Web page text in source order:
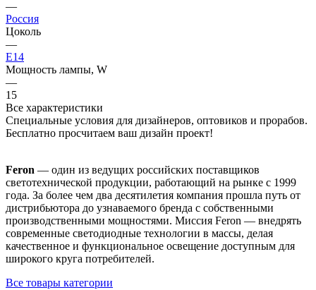
—
Россия
Цоколь
—
E14
Мощность лампы, W
—
15
Все характеристики
Специальные условия для дизайнеров, оптовиков и прорабов.
Бесплатно просчитаем ваш дизайн проект!
Feron — один из ведущих российских поставщиков
светотехнической продукции, работающий на рынке с 1999
года. За более чем два десятилетия компания прошла путь от
дистрибьютора до узнаваемого бренда с собственными
производственными мощностями. Миссия Feron — внедрять
современные светодиодные технологии в массы, делая
качественное и функциональное освещение доступным для
широкого круга потребителей.
Все товары категории